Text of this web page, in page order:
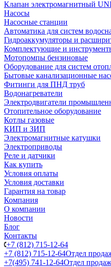
Клапан электромагнитный
Насосы
Насосные станции
Автоматика для систем
Гидроаккумуляторы и
Комплектующие и
Мотопомпы бензиновые
Оборудование для систем
Бытовые канализационные
Фитинги для ПНД труб
Водонагреватели
Электродвигатели
Отопительное оборудование
Котлы газовые
КИП и ЗИП
Электромагнитные катушки
Электроприводы
Реле и датчики
Как купить
Условия оплаты
Условия доставки
Гарантия на товар
Компания
О компании
Новости
Блог
Контакты
+7 (812) 715-12-64
+7 (812) 715-12-64Отдел
+7(495) 741-12-64Отдел